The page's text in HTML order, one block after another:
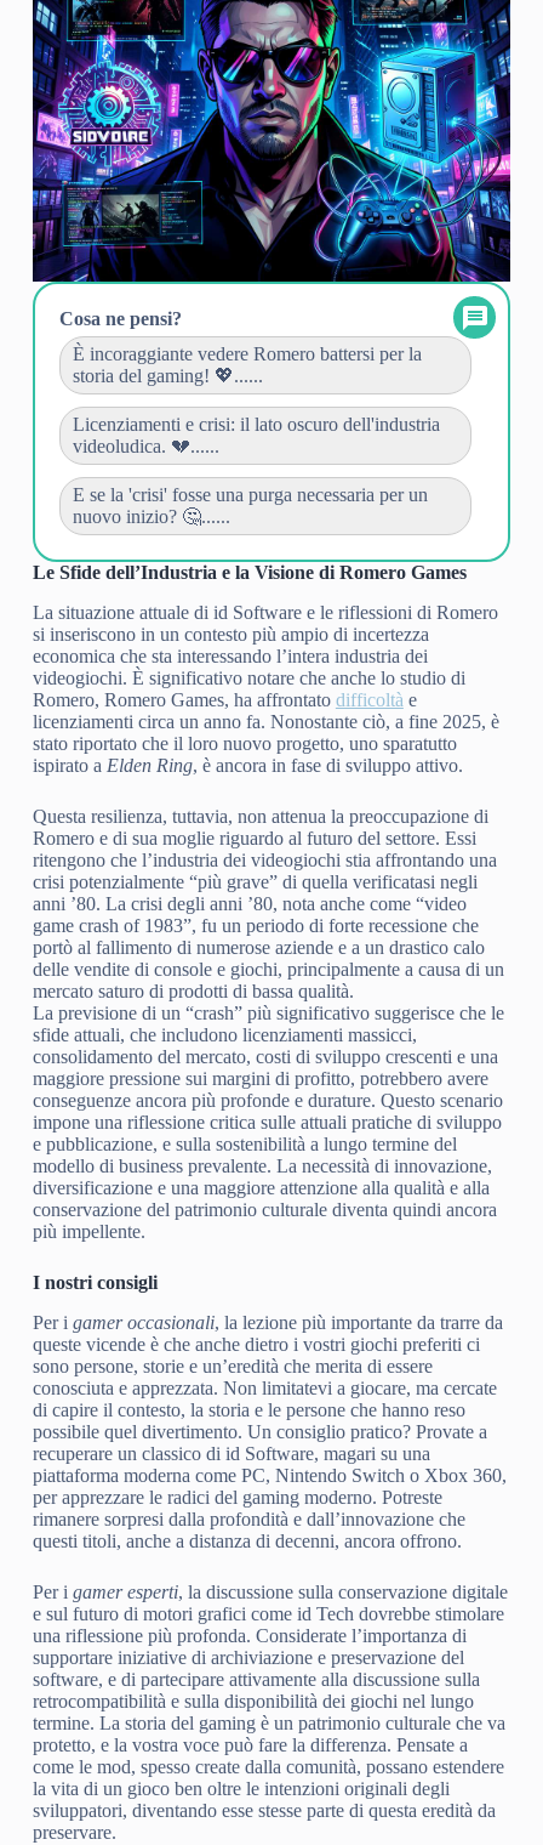
Cosa ne pensi?
È incoraggiante vedere Romero battersi per la
storia del gaming! 💖......
Licenziamenti e crisi: il lato oscuro dell'industria
videoludica. 💔......
E se la 'crisi' fosse una purga necessaria per un
nuovo inizio? 🤔......
Le Sfide dell’Industria e la Visione di Romero Games
La situazione attuale di id Software e le riflessioni di Romero
si inseriscono in un contesto più ampio di incertezza
economica che sta interessando l’intera industria dei
videogiochi. È significativo notare che anche lo studio di
Romero, Romero Games, ha affrontato difficoltà e
licenziamenti circa un anno fa. Nonostante ciò, a fine 2025, è
stato riportato che il loro nuovo progetto, uno sparatutto
ispirato a Elden Ring, è ancora in fase di sviluppo attivo.
Questa resilienza, tuttavia, non attenua la preoccupazione di
Romero e di sua moglie riguardo al futuro del settore. Essi
ritengono che l’industria dei videogiochi stia affrontando una
crisi potenzialmente “più grave” di quella verificatasi negli
anni ’80. La crisi degli anni ’80, nota anche come “video
game crash of 1983”, fu un periodo di forte recessione che
portò al fallimento di numerose aziende e a un drastico calo
delle vendite di console e giochi, principalmente a causa di un
mercato saturo di prodotti di bassa qualità.
La previsione di un “crash” più significativo suggerisce che le
sfide attuali, che includono licenziamenti massicci,
consolidamento del mercato, costi di sviluppo crescenti e una
maggiore pressione sui margini di profitto, potrebbero avere
conseguenze ancora più profonde e durature. Questo scenario
impone una riflessione critica sulle attuali pratiche di sviluppo
e pubblicazione, e sulla sostenibilità a lungo termine del
modello di business prevalente. La necessità di innovazione,
diversificazione e una maggiore attenzione alla qualità e alla
conservazione del patrimonio culturale diventa quindi ancora
più impellente.
I nostri consigli
Per i gamer occasionali, la lezione più importante da trarre da
queste vicende è che anche dietro i vostri giochi preferiti ci
sono persone, storie e un’eredità che merita di essere
conosciuta e apprezzata. Non limitatevi a giocare, ma cercate
di capire il contesto, la storia e le persone che hanno reso
possibile quel divertimento. Un consiglio pratico? Provate a
recuperare un classico di id Software, magari su una
piattaforma moderna come PC, Nintendo Switch o Xbox 360,
per apprezzare le radici del gaming moderno. Potreste
rimanere sorpresi dalla profondità e dall’innovazione che
questi titoli, anche a distanza di decenni, ancora offrono.
Per i gamer esperti, la discussione sulla conservazione digitale
e sul futuro di motori grafici come id Tech dovrebbe stimolare
una riflessione più profonda. Considerate l’importanza di
supportare iniziative di archiviazione e preservazione del
software, e di partecipare attivamente alla discussione sulla
retrocompatibilità e sulla disponibilità dei giochi nel lungo
termine. La storia del gaming è un patrimonio culturale che va
protetto, e la vostra voce può fare la differenza. Pensate a
come le mod, spesso create dalla comunità, possano estendere
la vita di un gioco ben oltre le intenzioni originali degli
sviluppatori, diventando esse stesse parte di questa eredità da
preservare.